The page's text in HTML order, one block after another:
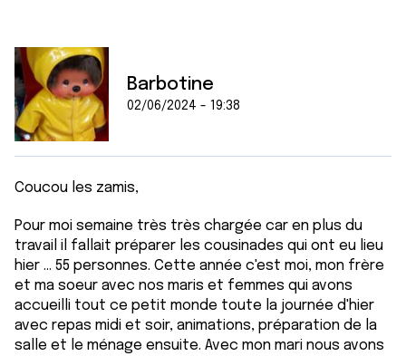
Barbotine
02/06/2024 - 19:38
Coucou les zamis,
Pour moi semaine très très chargée car en plus du
travail il fallait préparer les cousinades qui ont eu lieu
hier ... 55 personnes. Cette année c'est moi, mon frère
et ma soeur avec nos maris et femmes qui avons
accueilli tout ce petit monde toute la journée d'hier
avec repas midi et soir, animations, préparation de la
salle et le ménage ensuite. Avec mon mari nous avons